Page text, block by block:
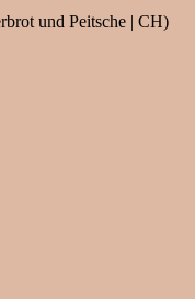
und Peitsche | CH)